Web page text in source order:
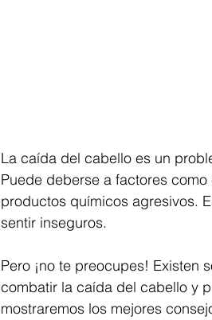
La caída del cabello es un
Puede deberse a factores
productos químicos agresivos.
sentir inseguros.
Pero ¡no te preocupes! Existen
combatir la caída del cabello y
mostraremos los mejores